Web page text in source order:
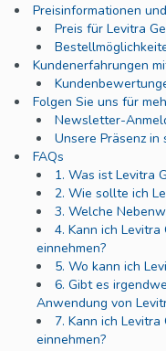
Preisinformationen
Preis für Levitra
Kundenerfahrungen
Folgen Sie uns für
Newsletter-
Unsere Präsenz in
FAQs
1. Was ist Levitra
2. Wie sollte ich
3. Welche
4. Kann ich
einnehmen?
5. Wo kann ich
6. Gibt es
Anwendung von
7. Kann ich
einnehmen?